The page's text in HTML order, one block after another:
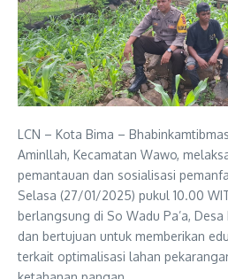
LCN – Kota Bima –
Aminllah, Kecamatan Wawo,
pemantauan dan sosialisasi
Selasa (27/01/2025) pukul 10.00
berlangsung di So Wadu Pa’a,
dan bertujuan untuk memberikan
terkait optimalisasi lahan